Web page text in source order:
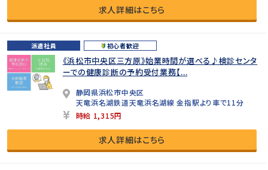
求人詳細はこちら
派遣社員 初心者歓迎
《浜松市中央区三方原》始業時間が選べる♪検診センタ
ーでの健康診断の予約受付業務【...
静岡県浜松市中央区
天竜浜名湖鉄道天竜浜名湖線 金指駅より車で11分
時給 1,315円
求人詳細はこちら